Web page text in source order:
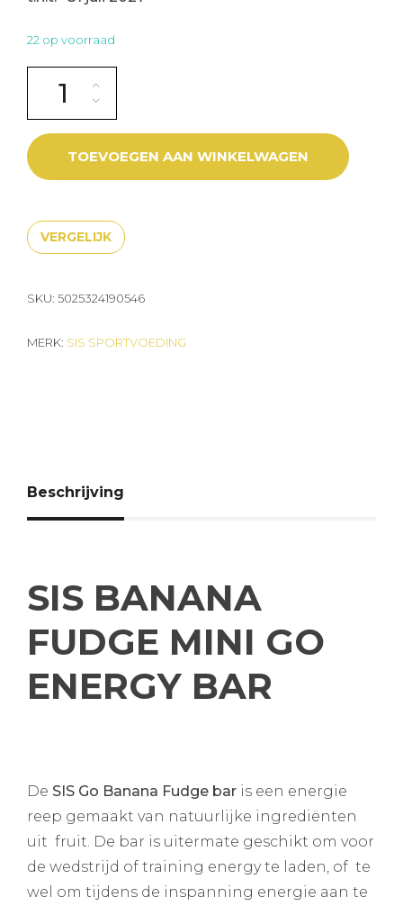
22 op voorraad
TOEVOEGEN AAN WINKELWAGEN
VERGELIJK
SKU: 5025324190546
MERK: SIS SPORTVOEDING
Beschrijving
SIS BANANA
FUDGE MINI GO
ENERGY BAR
De SIS Go Banana Fudge bar is een energie
reep gemaakt van natuurlijke ingrediënten
uit fruit. De bar is uitermate geschikt om voor
de wedstrijd of training energy te laden, of te
wel om tijdens de inspanning energie aan te